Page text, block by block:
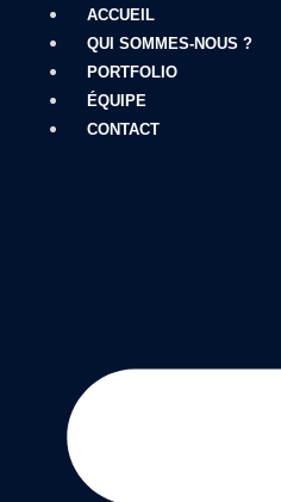
ACCUEIL
QUI SOMMES-NOUS ?
PORTFOLIO
ÉQUIPE
CONTACT